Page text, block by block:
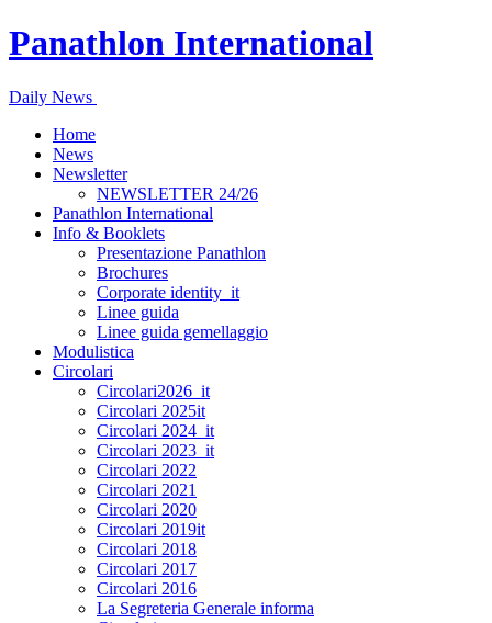
Panathlon International
Daily News
Home
News
Newsletter
NEWSLETTER 24/26
Panathlon International
Info & Booklets
Presentazione Panathlon
Brochures
Corporate identity_it
Linee guida
Linee guida gemellaggio
Modulistica
Circolari
Circolari2026_it
Circolari 2025it
Circolari 2024_it
Circolari 2023_it
Circolari 2022
Circolari 2021
Circolari 2020
Circolari 2019it
Circolari 2018
Circolari 2017
Circolari 2016
La Segreteria Generale informa